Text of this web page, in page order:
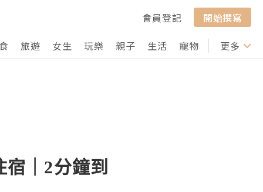
會員登記
開始撰寫
旅遊 女生 玩樂 親子 生活 寵物 行山 打卡
更多
｜2分鐘到